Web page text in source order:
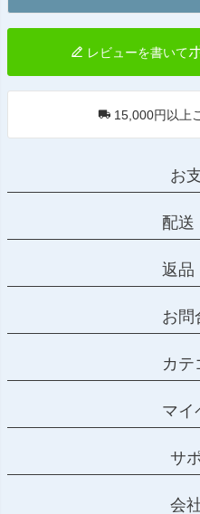
レビューを書いて
15,000円以上
お
配送
返品
お問
カテ
マイ
サ
会